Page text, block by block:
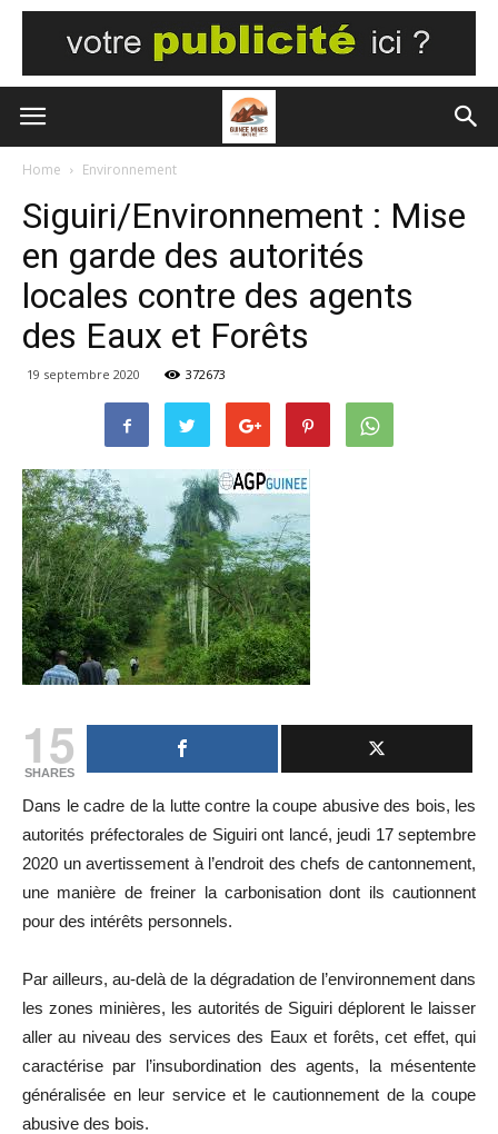
Home Environnement
Siguiri/Environnement : Mise
en garde des autorités
locales contre des agents
des Eaux et Forêts
19 septembre 2020 372673
15
SHARES
Dans le cadre de la lutte contre la coupe abusive des bois, les
autorités préfectorales de Siguiri ont lancé, jeudi 17 septembre
2020 un avertissement à l’endroit des chefs de cantonnement,
une manière de freiner la carbonisation dont ils cautionnent
pour des intérêts personnels.
Par ailleurs, au-delà de la dégradation de l’environnement dans
les zones minières, les autorités de Siguiri déplorent le laisser
aller au niveau des services des Eaux et forêts, cet effet, qui
caractérise par l’insubordination des agents, la mésentente
généralisée en leur service et le cautionnement de la coupe
abusive des bois.